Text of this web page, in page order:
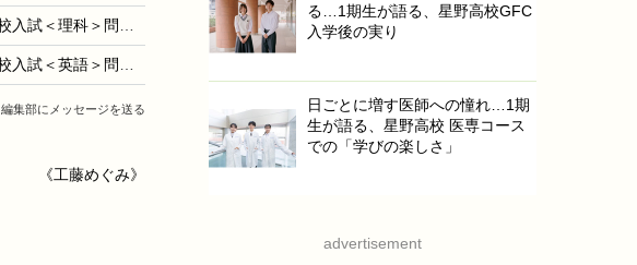
【高校受験2017】新潟県公立高校入試＜理科＞問題・正答
【高校受験2017】新潟県公立高校入試＜英語＞問題・正答
編集部にメッセージを送る
《工藤めぐみ》
る…1期生が語る、星野高校GFC
入学後の実り
日ごとに増す医師への憧れ…1期
生が語る、星野高校 医専コース
での「学びの楽しさ」
advertisement